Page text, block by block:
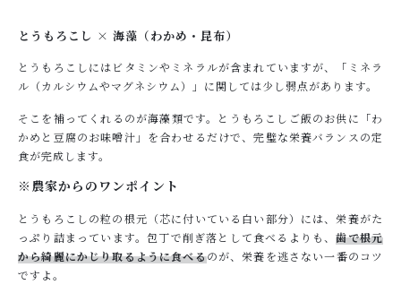
とうもろこし × 海藻（わかめ・昆布）
とうもろこしにはビタミンやミネラルが含まれていますが、「ミネラ
ル（カルシウムやマグネシウム）」に関しては少し弱点があります。
そこを補ってくれるのが海藻類です。とうもろこしご飯のお供に「わ
かめと豆腐のお味噌汁」を合わせるだけで、完璧な栄養バランスの定
食が完成します。
※農家からのワンポイント
とうもろこしの粒の根元（芯に付いている白い部分）には、栄養がた
っぷり詰まっています。包丁で削ぎ落として食べるよりも、歯で根元
から綺麗にかじり取るように食べるのが、栄養を逃さない一番のコツ
ですよ。